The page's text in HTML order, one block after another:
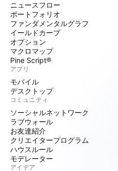
ニュースフロー
ポートフォリオ
ファンダメンタルグラフ
イールドカーブ
オプション
マクロマップ
Pine Script®
アプリ
モバイル
デスクトップ
コミュニティ
ソーシャルネットワーク
ラブウォール
お友達紹介
クリエイタープログラム
ハウスルール
モデレーター
アイデア